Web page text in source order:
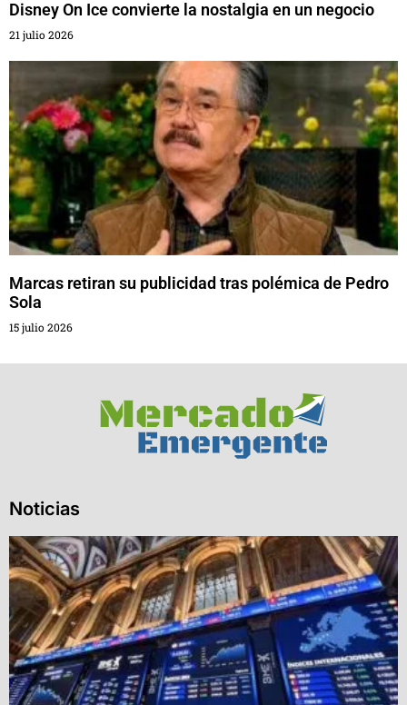
Disney On Ice convierte la nostalgia en un negocio
21 julio 2026
Marcas retiran su publicidad tras polémica de Pedro
Sola
15 julio 2026
Noticias